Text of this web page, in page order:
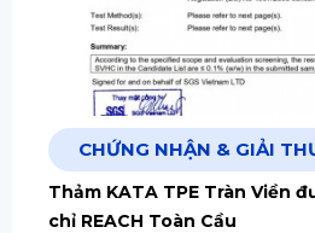
CHỨNG NHẬN & GIẢI
Thảm KATA TPE Tràn Viền
chỉ REACH Toàn Cầu